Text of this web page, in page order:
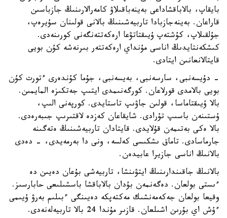
بايقاپ، بالاباقشاداعى بەينەباقىلاۋ كامەرالارىنىڭ جازباسىن
قاراعان. بەينەجازبادا تاربيەشىنىڭ بالانى قولىنان سۇيرەپ،
جۇلقىلاپ، كۇشتەپ ۇيىقتاتۋعا ارەكەتتەنگەنى كورىنەدى.
كىشكەنتايدىڭ اناسى مۇنداي ارەكەتتەر بىرنەشە كۇن بويى
قايتالانعانىن ايتادى.
- دۇيسەنبى، سارسەنبى، بەيسەنبى، جۇما كۇندەرى ءتورت كۇن
بويى بالامدى قورلاعان. كورگەنىمدى ايتىپ جەتكىزە المايمىن.
بالا ۇيىقتاماسا، قولىن جاۋىپ تاستايدى. كورپەنى الىپ،
ۇستىنەن باسىپ تۇرادى. شايقاعان كەزدە لاقتىرىپ جىبەرەدى.
بالا ەكى بەتىمەن قۇلايدى. قايتادان تاربيەشىنىڭ ەتەگىنە
جارماسادى. تاماق ىشكىسى كەلسە، ونى دا بەرمەيدى، - دەدى
بالانىڭ اناسى جازيرا عابيدەن.
بالانىڭ جاقىندارىنىڭ ايتۋىنشا، تاربيەشى بۇعان دەيىن دە
ءىستى بولعان. دەگەنمەن بۇدان بالاباقشا باسشىلىعى حابارسىز.
وقيعا بولعان جەكەمەنشىك مەكتەپكە دەيىنگى ءبىلىم بەرۋ ۇيىمى
ءۇش اي بۇرىن اشىلعان. قازىر مۇندا 24 بالا تاربيەلەنەدى.